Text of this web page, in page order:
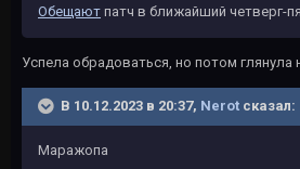
Обещают патч в ближайший четверг-
Успела обрадоваться, но потом глянула
В 10.12.2023 в 20:37, Nerot сказал:
Маражопа